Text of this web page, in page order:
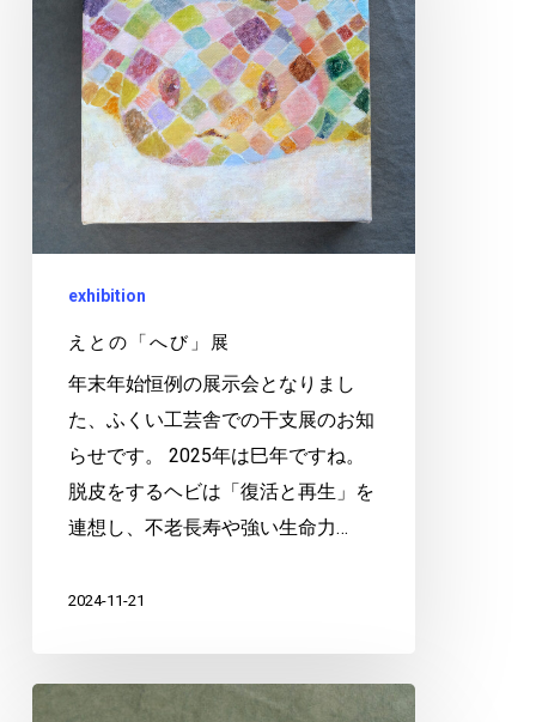
exhibition
えとの「へび」展
年末年始恒例の展示会となりまし
た、ふくい工芸舎での干支展のお知
らせです。 2025年は巳年ですね。
脱皮をするヘビは「復活と再生」を
連想し、不老長寿や強い生命力…
2024-11-21